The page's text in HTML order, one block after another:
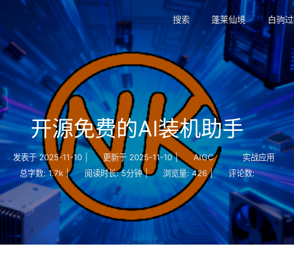
搜索 蓬莱仙境 白驹
开源免费的AI装机助手
发表于 2025-11-10 更新于 2025-11-10 | AIGC
实战应用
总字数: 1.7k | 阅读时长: 5分钟 | 浏览量: 426 | 评论数: